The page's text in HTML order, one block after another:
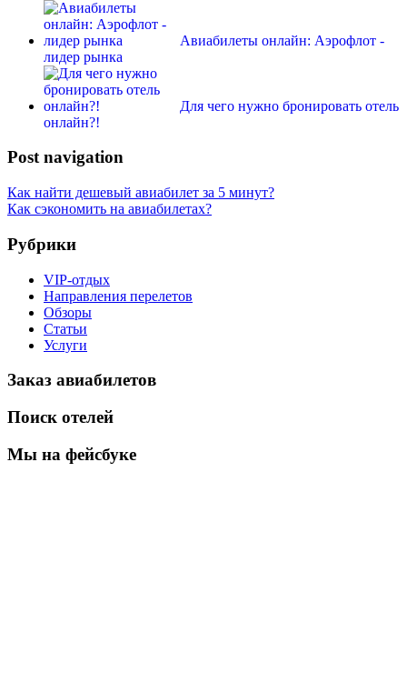
Авиабилеты онлайн: Аэрофлот -
лидер рынка
Для чего нужно бронировать отель
онлайн?!
Post navigation
Как найти дешевый авиабилет за 5 минут?
Как сэкономить на авиабилетах?
Рубрики
VIP-отдых
Направления перелетов
Обзоры
Статьи
Услуги
Заказ авиабилетов
Поиск отелей
Мы на фейсбуке